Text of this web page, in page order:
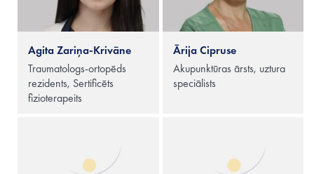
Agita Zariņa-Krivāne
Traumatologs-ortopēds
rezidents, Sertificēts
fizioterapeits
Ārija Cipruse
Akupunktūras ārsts, uztura
speciālists